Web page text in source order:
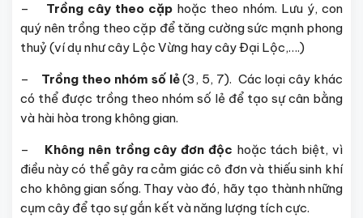
– Trồng cây theo cặp hoặc theo nhóm. Lưu ý, con
quý nên trồng theo cặp để tăng cường sức mạnh phong
thuỷ (ví dụ như cây Lộc Vừng hay cây Đại Lộc,….)
– Trồng theo nhóm số lẻ(3, 5, 7). Các loại cây khác
có thể được trồng theo nhóm số lẻ để tạo sự cân bằng
và hài hòa trong không gian.
– Không nên trồng cây đơn độc hoặc tách biệt, vì
điều này có thể gây ra cảm giác cô đơn và thiếu sinh khí
cho không gian sống. Thay vào đó, hãy tạo thành những
cụm cây để tạo sự gắn kết và năng lượng tích cực.